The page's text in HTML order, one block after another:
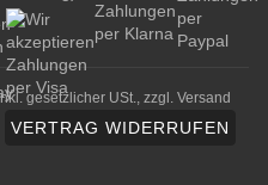
gesetzlicher USt., zzgl. Versand
VERTRAG WIDERRUFEN